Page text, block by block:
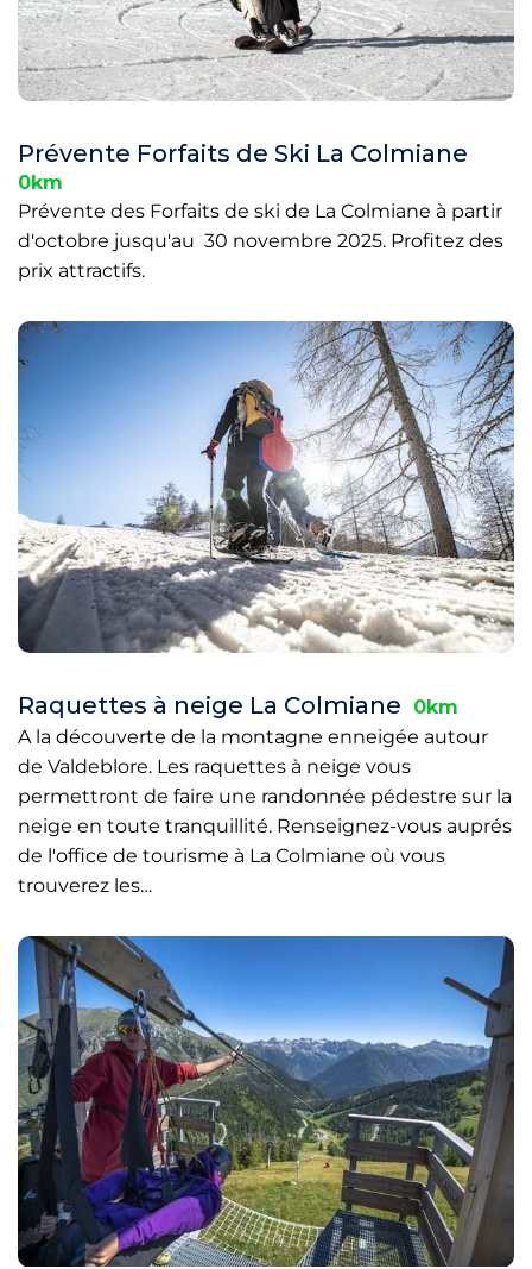
Prévente Forfaits de Ski La Colmiane
0km
Prévente des Forfaits de ski de La Colmiane à partir
d'octobre jusqu'au 30 novembre 2025. Profitez des
prix attractifs.
Raquettes à neige La Colmiane
0km
A la découverte de la montagne enneigée autour
de Valdeblore. Les raquettes à neige vous
permettront de faire une randonnée pédestre sur la
neige en toute tranquillité. Renseignez-vous auprés
de l'office de tourisme à La Colmiane où vous
trouverez les…